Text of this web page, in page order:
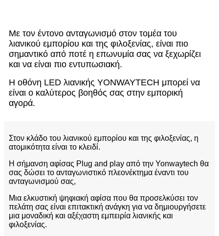
Με τον έντονο ανταγωνισμό στον τομέα του
λιανικού εμπορίου και της φιλοξενίας, είναι πιο
σημαντικό από ποτέ η επωνυμία σας να ξεχωρίζει
και να είναι πιο εντυπωσιακή.
Η οθόνη LED λιανικής YONWAYTECH μπορεί να
είναι ο καλύτερος βοηθός σας στην εμπορική
αγορά.
Στον κλάδο του λιανικού εμπορίου και της φιλοξενίας, η
ατομικότητα είναι το κλειδί.
Η σήμανση αφίσας Plug and play από την Yonwaytech θα
σας δώσει το ανταγωνιστικό πλεονέκτημα έναντι του
ανταγωνισμού σας,
Μια ελκυστική ψηφιακή αφίσα που θα προσελκύσει τον
πελάτη σας είναι επιτακτική ανάγκη για να δημιουργήσετε
μια μοναδική και αξέχαστη εμπειρία λιανικής και
φιλοξενίας.